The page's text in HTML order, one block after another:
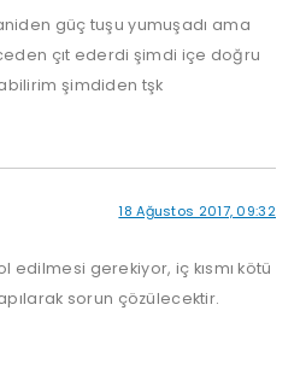
güç tuşu yumuşadı ama
çıt ederdi şimdi içe doğru
şimdiden tşk
18 Ağustos 2017, 09:32
edilmesi gerekiyor, iç kısmı kötü
sorun çözülecektir.